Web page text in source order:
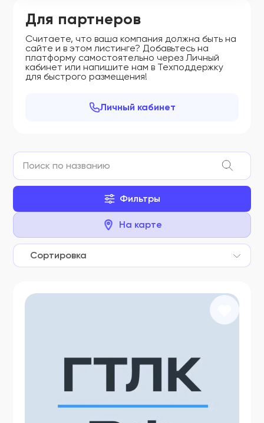
Для партнеров
Считаете, что ваша компания должна быть на
сайте и в этом листинге? Добавьтесь на
платформу самостоятельно через Личный
кабинет или напишите нам в Техподдержку
для быстрого размещения!
Личный кабинет
Фильтры
На карте
Сортировка